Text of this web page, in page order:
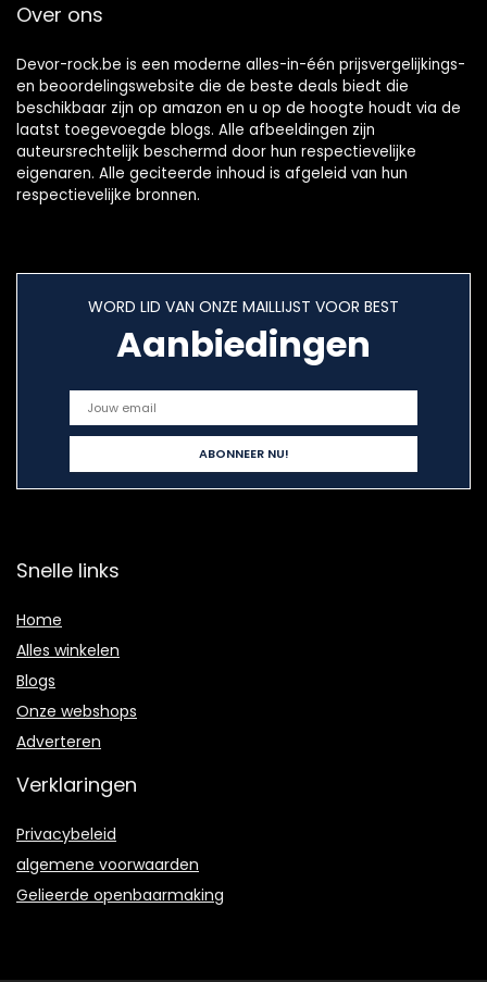
Over ons
Devor-rock.be is een moderne alles-in-één prijsvergelijkings-
en beoordelingswebsite die de beste deals biedt die
beschikbaar zijn op amazon en u op de hoogte houdt via de
laatst toegevoegde blogs. Alle afbeeldingen zijn
auteursrechtelijk beschermd door hun respectievelijke
eigenaren. Alle geciteerde inhoud is afgeleid van hun
respectievelijke bronnen.
WORD LID VAN ONZE MAILLIJST VOOR BEST
Aanbiedingen
Snelle links
Home
Alles winkelen
Blogs
Onze webshops
Adverteren
Verklaringen
Privacybeleid
algemene voorwaarden
Gelieerde openbaarmaking